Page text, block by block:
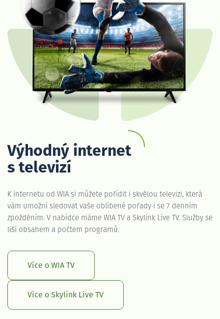
Výhodný internet
s televizí
K internetu od WIA si můžete pořídit i skvělou televizi, která
vám umožní sledovat vaše oblíbené pořady i se 7 denním
zpožděním. V nabídce máme WIA TV a Skylink Live TV. Služby se
liší obsahem a počtem programů.
Více o WIA TV
Více o Skylink Live TV